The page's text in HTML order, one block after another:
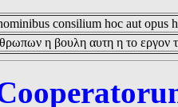
consilium hoc aut opus
η βουλη αυτη η το εργον